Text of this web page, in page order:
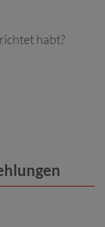
habt?